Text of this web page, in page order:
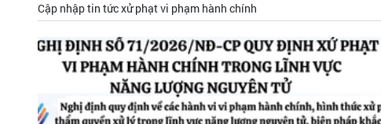
Cập nhập tin tức xử phạt vi phạm hành chính